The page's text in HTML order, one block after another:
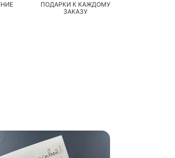
ПОДАРКИ К КАЖДОМУ
ЗАКАЗУ